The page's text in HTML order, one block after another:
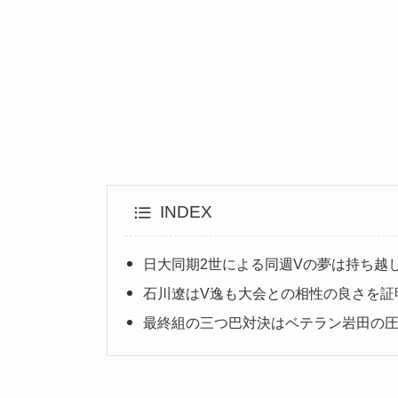
INDEX
日大同期2世による同週Vの夢は持ち越
石川遼はV逸も大会との相性の良さを証
最終組の三つ巴対決はベテラン岩田の